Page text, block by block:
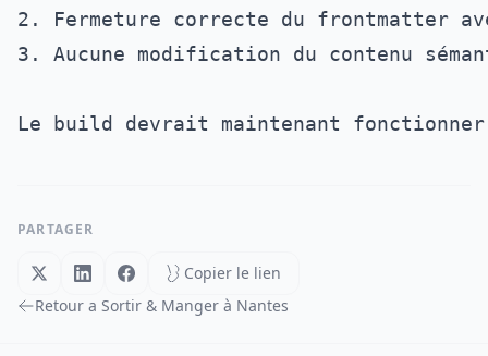
2. Fermeture correcte du frontmatter
3. Aucune modification du contenu
PARTAGER
Copier le lien
Retour a Sortir & Manger à Nantes